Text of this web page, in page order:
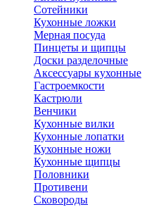
Сотейники
Кухонные ложки
Мерная посуда
Пинцеты и щипцы
Доски разделочные
Аксессуары кухонные
Гастроемкости
Кастрюли
Венчики
Кухонные вилки
Кухонные лопатки
Кухонные ножи
Кухонные щипцы
Половники
Противени
Сковороды